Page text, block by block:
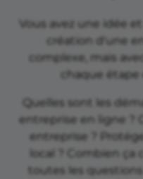
Vous avez une idée
création d'une
complexe, mais
chaque étape
Quelles sont les
entreprise en ligne ?
entreprise ?
local ? Combien ça
toutes les